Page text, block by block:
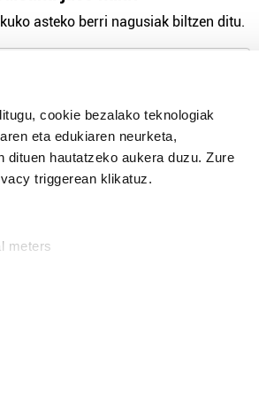
cookie bezalako teknologiak
eta edukiaren neurketa,
hautatzeko aukera duzu. Zure
triggerean klikatuz.
meters
asteko berri nagusiak biltzen ditu.
Harpidetu
Horretarako zure ekarpena